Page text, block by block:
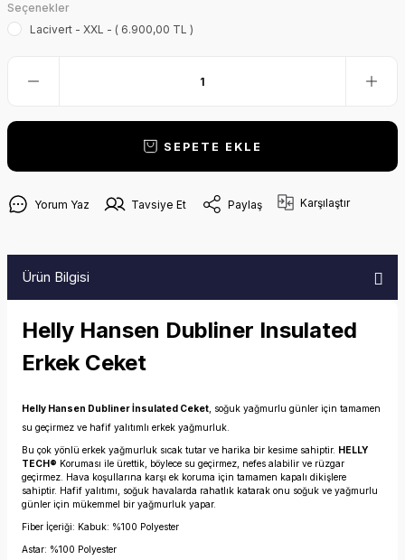
Seçenekler
Lacivert - XXL - ( 6.900,00 TL )
SEPETE EKLE
Yorum Yaz Tavsiye Et Paylaş Karşılaştır
Ürün Bilgisi
Helly Hansen Dubliner Insulated
Erkek Ceket
Helly Hansen Dubliner İnsulated Ceket , soğuk yağmurlu günler için tamamen
su geçirmez ve hafif yalıtımlı erkek yağmurluk.
Bu çok yönlü erkek yağmurluk sıcak tutar ve harika bir kesime sahiptir. HELLY
TECH® Koruması ile ürettik, böylece su geçirmez, nefes alabilir ve rüzgar
geçirmez. Hava koşullarına karşı ek koruma için tamamen kapalı dikişlere
sahiptir. Hafif yalıtımı, soğuk havalarda rahatlık katarak onu soğuk ve yağmurlu
günler için mükemmel bir yağmurluk yapar.
Fiber İçeriği: Kabuk: %100 Polyester
Astar: %100 Polyester